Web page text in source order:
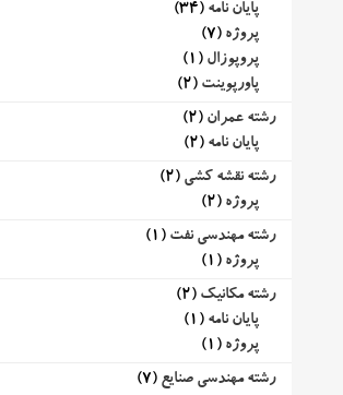
پایان نامه (34)
پروژه (7)
پروپوزال (1)
پاورپوینت (2)
رشته عمران (2)
پایان نامه (2)
رشته نقشه کشی (2)
پروژه (2)
رشته مهندسی نفت (1)
پروژه (1)
رشته مکانیک (2)
پایان نامه (1)
پروژه (1)
رشته مهندسی صنایع (7)